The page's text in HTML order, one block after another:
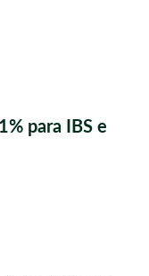
para IBS e